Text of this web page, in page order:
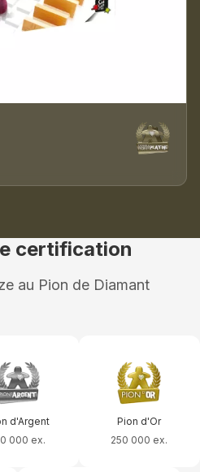
certification
au Pion de Diamant
d'Argent
000 ex.
Pion d'Or
250 000 ex.